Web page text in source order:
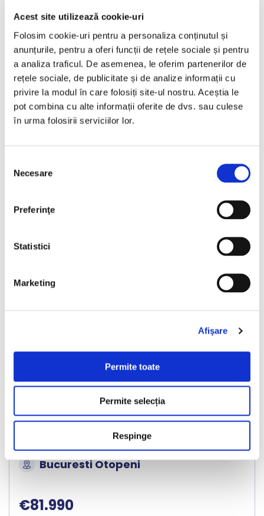
Acest site utilizează cookie-uri
Folosim cookie-uri pentru a personaliza conținutul și
anunțurile, pentru a oferi funcții de rețele sociale și pentru
a analiza traficul. De asemenea, le oferim partenerilor de
rețele sociale, de publicitate și de analize informații cu
privire la modul în care folosiți site-ul nostru. Aceștia le
pot combina cu alte informații oferite de dvs. sau culese
în urma folosirii serviciilor lor.
consimțământului
Necesare
Preferinţe
Statistici
Marketing
Afişare
Permite toate
Permite selecția
Respinge
€6.990
€5.777 Net
TVA inclus si Deductibil
Programare vizionare
Nou
❯
LIVRARE LA TINE ACASA
Chevrolet Corvette
Benzina 490 HP
Bucuresti Otopeni
€81.990